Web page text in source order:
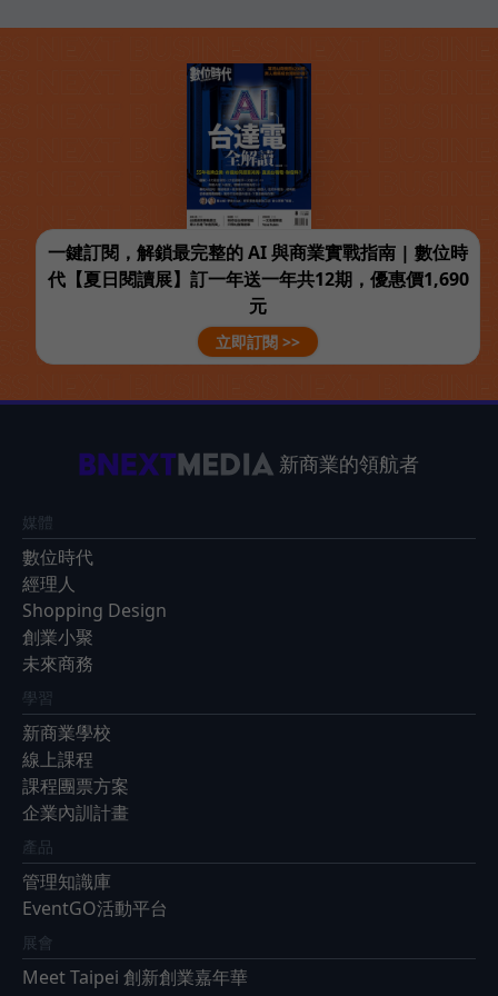
一鍵訂閱，解鎖最完整的 AI 與商業實戰指南 | 數位時
代【夏日閱讀展】訂一年送一年共12期，優惠價1,690
元
立即訂閱 >>
新商業的領航者
媒體
數位時代
經理人
Shopping Design
創業小聚
未來商務
學習
新商業學校
線上課程
課程團票方案
企業內訓計畫
產品
管理知識庫
EventGO活動平台
展會
Meet Taipei 創新創業嘉年華